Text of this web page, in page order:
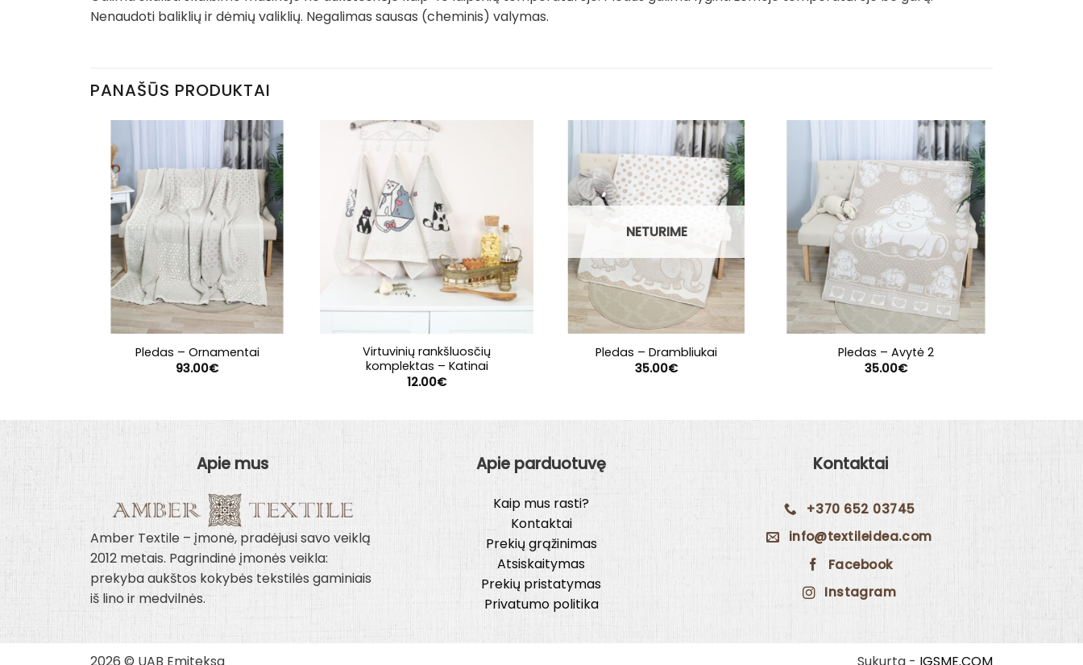
Nenaudoti baliklių ir dėmių valiklių. Negalimas sausas (cheminis) valymas.
PANAŠŪS PRODUKTAI
Pledas – Ornamentai
93.00€
Virtuvinių rankšluosčių
komplektas – Katinai
12.00€
NETURIME
Pledas – Drambliukai
35.00€
Pledas – Avytė 2
35.00€
Apie mus
Amber Textile – įmonė, pradėjusi savo veiklą
2012 metais. Pagrindinė įmonės veikla:
prekyba aukštos kokybės tekstilės gaminiais
iš lino ir medvilnės.
Apie parduotuvę
Kaip mus rasti?
Kontaktai
Prekių grąžinimas
Atsiskaitymas
Prekių pristatymas
Privatumo politika
Kontaktai
+370 652 03745
info@textileidea.com
Facebook
Instagram
2026 © UAB Emiteksa Sukurta - IGSME.COM